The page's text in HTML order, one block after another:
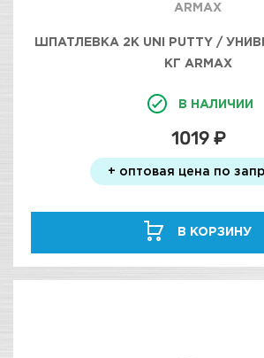
ARMAX
ШПАТЛЕВКА 2K UNI PUTTY /
КГ ARMAX
В НАЛИЧИИ
1019 ₽
+ оптовая цена по
В КОРЗИНУ